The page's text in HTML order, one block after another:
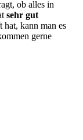
ob alles in
sehr gut
hat, kann man es
gerne